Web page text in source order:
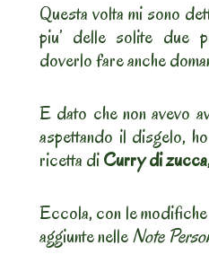
Questa volta mi sono
piu’ delle solite due
doverlo fare anche
E dato che non avevo
aspettando il disgelo,
ricetta diCurry di
Eccola, con le
aggiunte nelleNote